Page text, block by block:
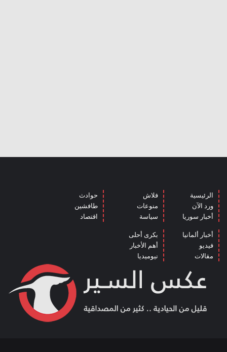
الرئيسية
ورد الآن
أخبار سوريا
فلاش
منوعات
سياسة
حوادث
طافشين
اقتصاد
أخبار ألمانيا
فيديو
مقالات
بكرى أحلى
أهم الأخبار
نيوميديا